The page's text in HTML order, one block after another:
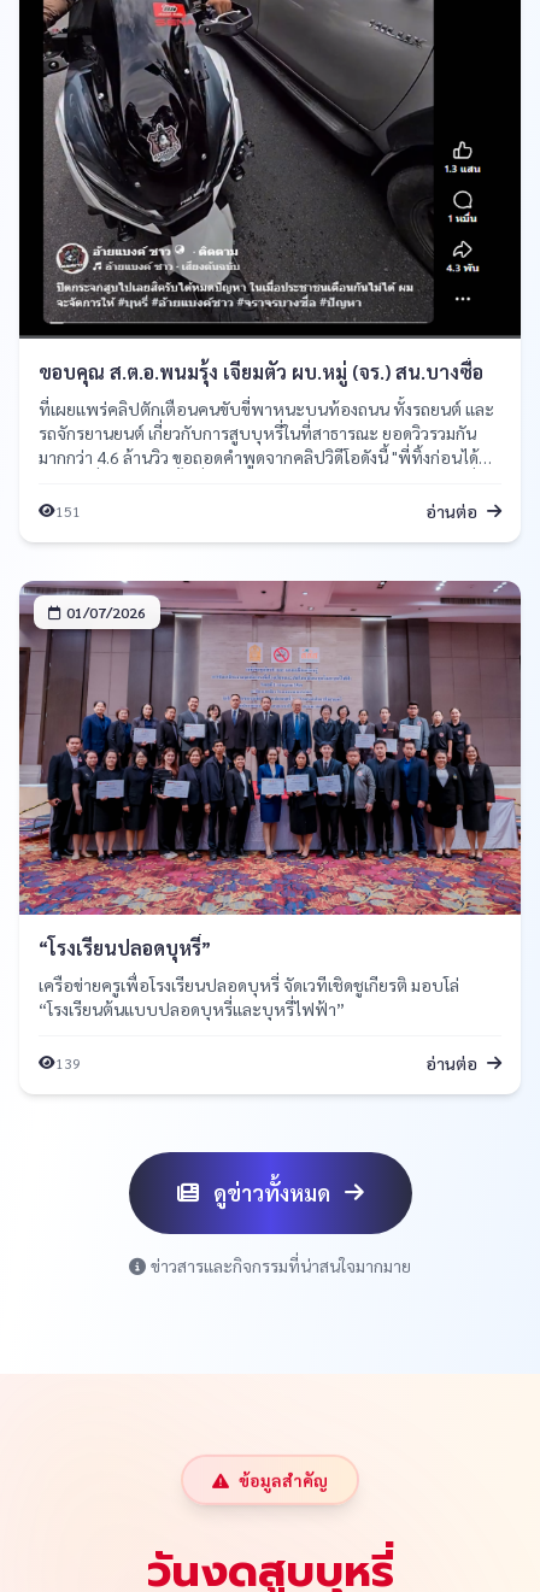
ขอบคุณ ส.ต.อ.พนมรุ้ง เจียมตัว ผบ.หมู่ (จร.) สน.บางซื่อ
ที่เผยแพร่คลิปตักเตือนคนขับขี่พาหนะบนท้องถนน ทั้งรถยนต์ และ
รถจักรยานยนต์ เกี่ยวกับการสูบบุหรี่ในที่สาธารณะ ยอดวิวรวมกัน
มากกว่า 4.6 ล้านวิว ขอถอดคำพูดจากคลิปวิดีโอดังนี้ "พี่ทิ้งก่อนได้
สูบบนท้องถนนแบบนี้มันไม่ใช่ ประชาชนเตือนกันไม่ได้ ผมจะมา
151 อ่านต่อ
01/07/2026
“โรงเรียนปลอดบุหรี่”
เครือข่ายครูเพื่อโรงเรียนปลอดบุหรี่ จัดเวทีเชิดชูเกียรติ มอบโล่
“โรงเรียนต้นแบบปลอดบุหรี่และบุหรี่ไฟฟ้า”
139 อ่านต่อ
ดูข่าวทั้งหมด
ข่าวสารและกิจกรรมที่น่าสนใจมากมาย
ข้อมูลสำคัญ
วันงดสูบบุหรี่